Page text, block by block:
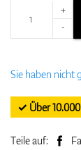
+
-
Sie haben nicht
✓ Über
Teile auf: